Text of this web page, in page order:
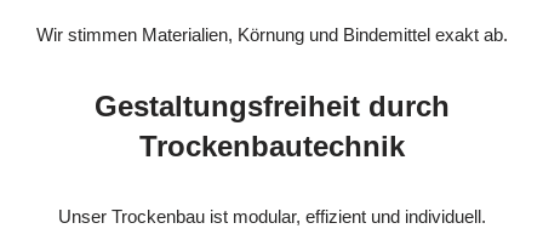
Wir stimmen Materialien, Körnung und Bindemittel exakt ab.
Gestaltungsfreiheit durch
Trockenbautechnik
Unser Trockenbau ist modular, effizient und individuell.